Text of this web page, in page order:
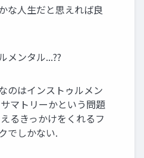
な人生だと思えれば良
メンタル...??
のはインストゥルメン
マトリーかという問題
るきっかけをくれるフ
でしかない.